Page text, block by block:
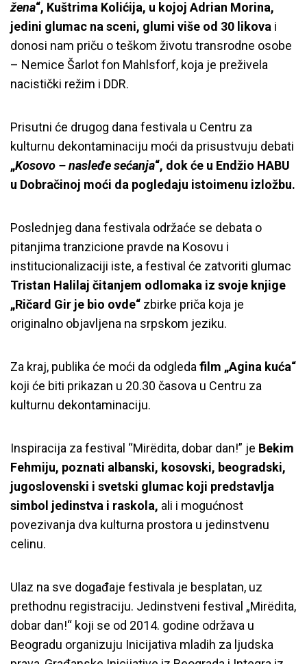
žena“, Kuštrima Kolićija, u kojoj Adrian Morina,
jedini glumac na sceni, glumi više od 30 likova i
donosi nam priču o teškom životu transrodne osobe
– Nemice Šarlot fon Mahlsforf, koja je preživela
nacistički režim i DDR.
Prisutni će drugog dana festivala u Centru za
kulturnu dekontaminaciju moći da prisustvuju debati
„Kosovo – nasleđe sećanja“, dok će u Endžio HABU
u Dobračinoj moći da pogledaju istoimenu izložbu.
Poslednjeg dana festivala održaće se debata o
pitanjima tranzicione pravde na Kosovu i
institucionalizaciji iste, a festival će zatvoriti glumac
Tristan Halilaj čitanjem odlomaka iz svoje knjige
„Ričard Gir je bio ovde“ zbirke priča koja je
originalno objavljena na srpskom jeziku.
Za kraj, publika će moći da odgleda film „Agina kuća“
koji će biti prikazan u 20.30 časova u Centru za
kulturnu dekontaminaciju.
Inspiracija za festival “Mirëdita, dobar dan!” je Bekim
Fehmiju, poznati albanski, kosovski, beogradski,
jugoslovenski i svetski glumac koji predstavlja
simbol jedinstva i raskola, ali i mogućnost
povezivanja dva kulturna prostora u jedinstvenu
celinu.
Ulaz na sve događaje festivala je besplatan, uz
prethodnu registraciju. Jedinstveni festival „Mirëdita,
dobar dan!“ koji se od 2014. godine održava u
Beogradu organizuju Inicijativa mladih za ljudska